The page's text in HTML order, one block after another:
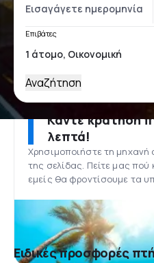
Επιβάτες
Αναζήτηση
Κάντε κράτηση
λεπτά!
Χρησιμοποιήστε τη
της σελίδας. Πείτε μας πού
εμείς θα φροντίσουμε τα
Ειδικές προσφορές